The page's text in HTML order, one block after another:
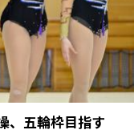
、五輪枠目指す